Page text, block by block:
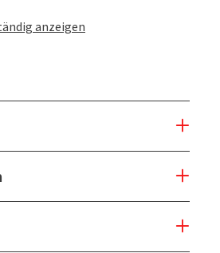
anzeigen